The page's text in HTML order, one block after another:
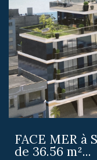
FACE MER à
de 36.56 m²...